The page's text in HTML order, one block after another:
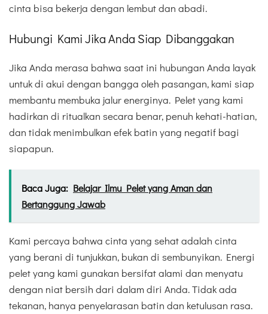
cinta bisa bekerja dengan lembut dan abadi.
Hubungi Kami Jika Anda Siap Dibanggakan
Jika Anda merasa bahwa saat ini hubungan Anda layak
untuk di akui dengan bangga oleh pasangan, kami siap
membantu membuka jalur energinya. Pelet yang kami
hadirkan di ritualkan secara benar, penuh kehati-hatian,
dan tidak menimbulkan efek batin yang negatif bagi
siapapun.
Baca Juga: Belajar Ilmu Pelet yang Aman dan
Bertanggung Jawab
Kami percaya bahwa cinta yang sehat adalah cinta
yang berani di tunjukkan, bukan di sembunyikan. Energi
pelet yang kami gunakan bersifat alami dan menyatu
dengan niat bersih dari dalam diri Anda. Tidak ada
tekanan, hanya penyelarasan batin dan ketulusan rasa.